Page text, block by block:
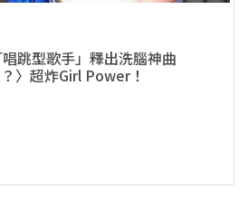
跳型歌手」釋出洗腦神曲
〉超炸Girl Power！